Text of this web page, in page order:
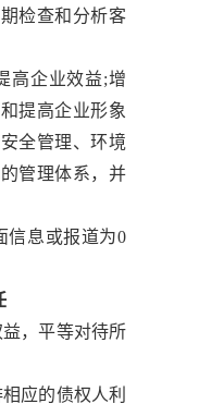
检查和分析客
高企业效益;增
提高企业形象
全管理、环境
管理体系，并
信息或报道为0
，平等对待所
应的债权人利